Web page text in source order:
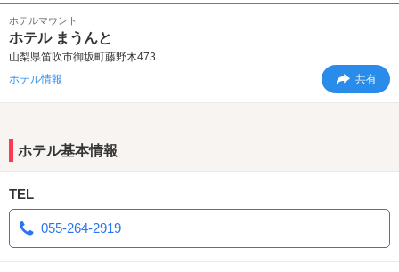
ホテルマウント
ホテル まうんと
山梨県笛吹市御坂町藤野木473
ホテル情報
共有
ホテル基本情報
TEL
055-264-2919